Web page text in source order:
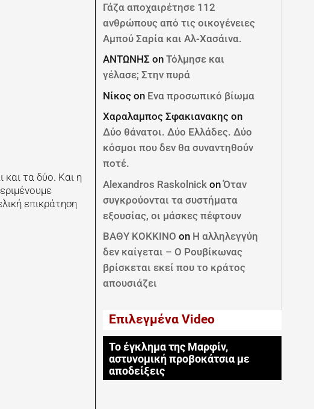
και τα δύο. Και η
επικράτηση
Γάζα αποχαιρέτησε 112
ανθρώπους από τις οικογένειες
Αμπού Σαρία και Αλ-Χασάινα.
ΑΝΤΩΝΗΣ onΤόλμησε και
γέλασε; Στην πυρά
Νίκος on Ενα προσωπικό βίωμα
Χαραλαμπος Σφακιανακης on
Δύο θάνατοι. Δύο Ελλάδες. Δύο
κόσμοι που δεν θα συναντηθούν
ποτέ.
Alexandros Raskolnick onΌταν
συγκρούονται τα συστήματα
εξουσίας, οι μάσκες πέφτουν
ΒΑΘΥ ΚΟΚΚΙΝΟ on Η αλληλεγγύη
δεν καίγεται – Ο Ρουβίκωνας
βρίσκεται εκεί που το κράτος
απουσιάζει
Επιλεγμένα Video
Το έγκλημα της Μαρφίν,
αστυνομική προβοκάτσια με
αποδείξεις